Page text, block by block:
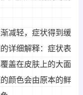
减轻，症状得到缓
详细解释：症状表
盖在皮肤上的大面
颜色会由原本的鲜